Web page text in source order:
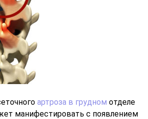
артроза в грудном отделе
манифестировать с появлением